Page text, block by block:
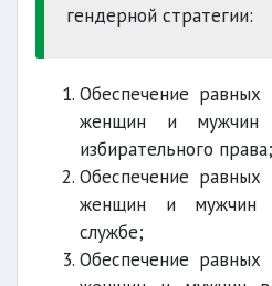
гендерной стратегии:
Обеспечение
женщин и мужчин
избирательного права;
Обеспечение
женщин и мужчин
службе;
Обеспечение